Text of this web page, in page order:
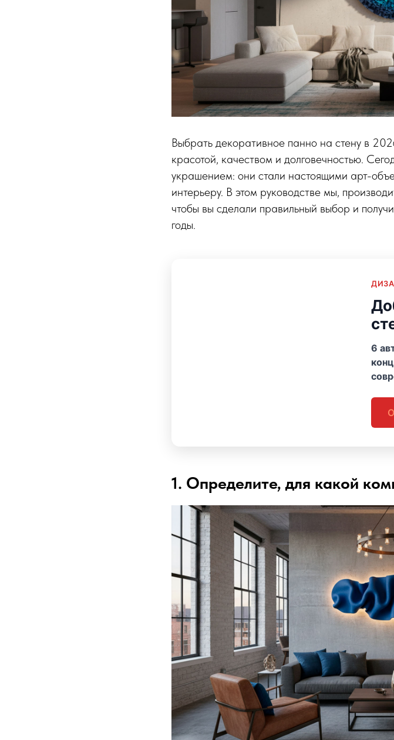
Выбрать декоративное панно на стену в
красотой, качеством и долговечностью.
украшением: они стали настоящими арт-
интерьеру. В этом руководстве мы,
чтобы вы сделали правильный выбор и
годы.
6
1. Определите, для какой